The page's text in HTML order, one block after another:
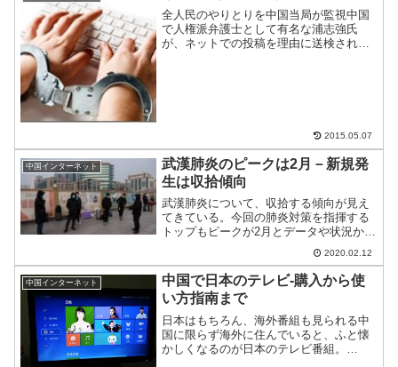
全人民のやりとりを中国当局が監視中国
で人権派弁護士として有名な浦志強氏
が、ネットでの投稿を理由に送検され
2015.05.07
中国インターネット
武漢肺炎のピークは2月－新規発
生は収拾傾向
武漢肺炎について、収拾する傾向が見え
てきている。今回の肺炎対策を指揮する
トップもピークが2月とデータや状況から
発表している。武漢肺炎狂想曲のどんち
ゃん騒ぎはそろそろ終わるのかもしれな
い。
2020.02.12
中国インターネット
中国で日本のテレビ-購入から使
い方指南まで
日本はもちろん、海外番組も見られる中
国に限らず海外に住んでいると、ふと懐
かしくなるのが日本のテレビ番組。